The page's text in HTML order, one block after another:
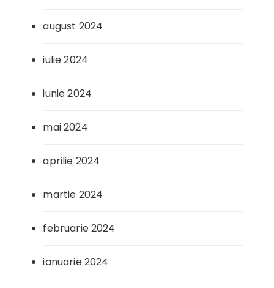
august 2024
iulie 2024
iunie 2024
mai 2024
aprilie 2024
martie 2024
februarie 2024
ianuarie 2024